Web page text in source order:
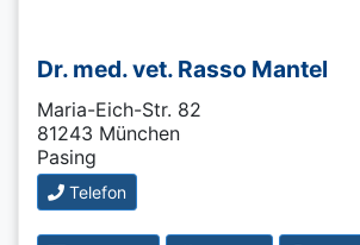
Dr. med. vet. Rasso Mantel
Maria-Eich-Str. 82
81243 München
Pasing
Telefon